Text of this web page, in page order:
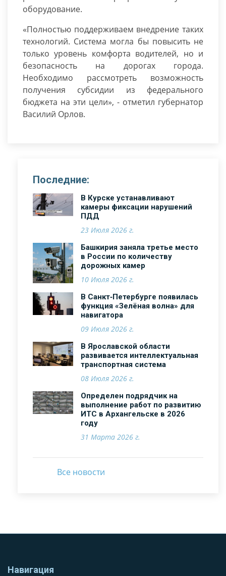
оборудование.
«Полностью поддерживаем внедрение таких
технологий. Система могла бы повысить не
только уровень комфорта водителей, но и
безопасность на дорогах города.
Необходимо рассмотреть возможность
получения субсидии из федерального
бюджета на эти цели», - отметил губернатор
Василий Орлов.
Последние:
В Курске устанавливают
камеры фиксации нарушений
ПДД
23 Июля 2026 г.
Башкирия заняла третье место
в России по количеству
дорожных камер
10 Июля 2026 г.
В Санкт‑Петербурге появилась
функция «Зелёная волна» для
навигатора
09 Июля 2026 г.
В Ярославской области
развивается интеллектуальная
транспортная система
08 Июля 2026 г.
Определен подрядчик на
выполнение работ по развитию
ИТС в Архангельске в 2026
году
31 Марта 2026 г.
Все новости
Навигация